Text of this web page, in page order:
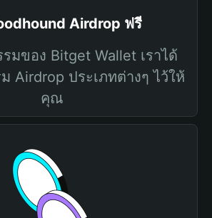
Airdrop ฟรี
มของ Bitget Wallet เราได้
Airdrop ประเภทต่างๆ ไว้ให้
คุณ